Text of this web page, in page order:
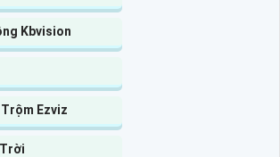
Kbvision
Ezviz